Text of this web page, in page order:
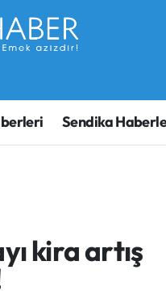
Sendika
kira artış
Fikstür